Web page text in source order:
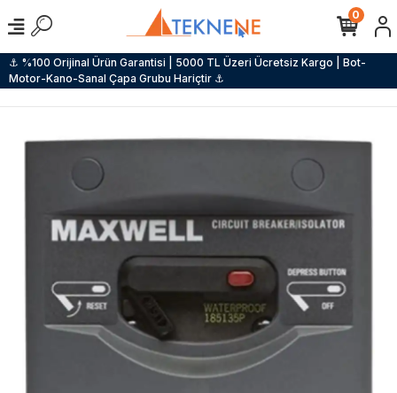
⚓ %100 Orijinal Ürün Garantisi | 5000 TL Üzeri Ücretsiz Kargo | Bot-
Motor-Kano-Sanal Çapa Grubu Hariçtir ⚓
0